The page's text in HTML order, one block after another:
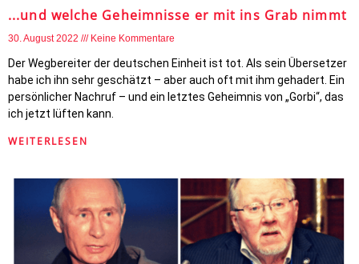
...und welche Geheimnisse er mit ins Grab nimmt
30. August 2022 Keine Kommentare
Der Wegbereiter der deutschen Einheit ist tot. Als sein Übersetzer
habe ich ihn sehr geschätzt – aber auch oft mit ihm gehadert. Ein
persönlicher Nachruf – und ein letztes Geheimnis von „Gorbi“, das
ich jetzt lüften kann.
WEITERLESEN